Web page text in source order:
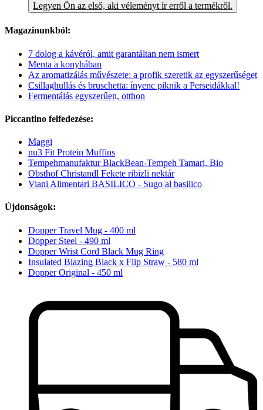
Legyen Ön az első, aki véleményt ír erről a termékről.
Magazinunkból:
7 dolog a kávéról, amit garantáltan nem ismert
Menta a konyhában
Az aromatizálás művészete: a profik szeretik az egyszerűséget
Csillaghullás és bruschetta: ínyenc piknik a Perseidákkal!
Fermentálás egyszerűen, otthon
Piccantino felfedezése:
Maggi
nu3 Fit Protein Muffins
Tempehmanufaktur BlackBean-Tempeh Tamari, Bio
Obsthof Christandl Fekete ribizli nektár
Viani Alimentari BASILICO - Sugo al basilico
Újdonságok:
Dopper Travel Mug - 400 ml
Dopper Steel - 490 ml
Dopper Wrist Cord Black Mug Ring
Insulated Blazing Black x Flip Straw - 580 ml
Dopper Original - 450 ml